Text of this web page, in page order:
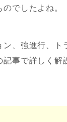
でしたよね。
ン、強進行、ト
事で詳しく解